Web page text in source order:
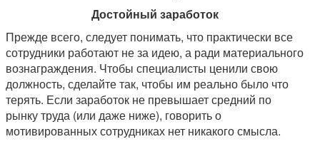
Достойный заработок
Прежде всего, следует понимать, что практически все
сотрудники работают не за идею, а ради материального
вознаграждения. Чтобы специалисты ценили свою
должность, сделайте так, чтобы им реально было что
терять. Если заработок не превышает средний по
рынку труда (или даже ниже), говорить о
мотивированных сотрудниках нет никакого смысла.